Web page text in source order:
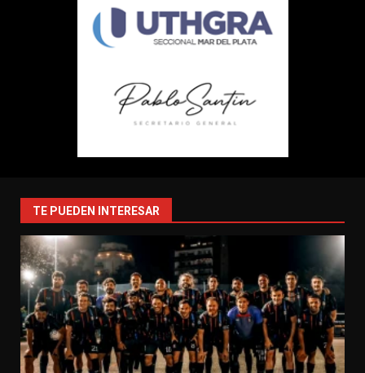
TE PUEDEN INTERESAR